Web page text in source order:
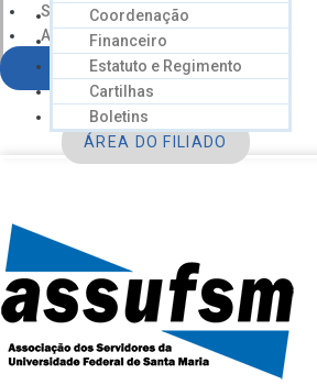
Coordenação
Financeiro
Estatuto e Regimento
Cartilhas
Boletins
SERVIÇOS
AGENDA
CONTATO
FILIE-SE
ÁREA DO FILIADO